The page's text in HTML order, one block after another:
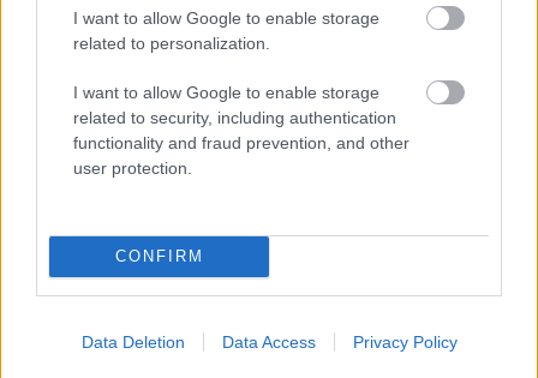
I want to allow Google to enable storage
related to personalization.
I want to allow Google to enable storage
related to security, including authentication
functionality and fraud prevention, and other
user protection.
CONFIRM
Data Deletion Data Access Privacy Policy
McLaren és a Ferrari a
célkeresztben
FORMA-1
Óriási fordulat Lewis Hamilton
jövőjével kapcsolatban
FORMA-1
tett a gyermekkori szenvedélyéről